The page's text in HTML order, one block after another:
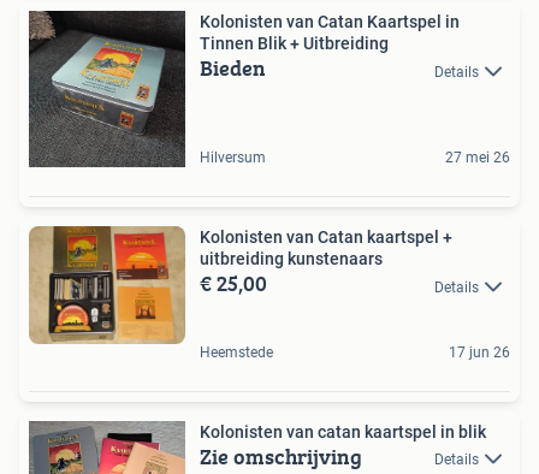
Kolonisten van Catan Kaartspel in
Tinnen Blik + Uitbreiding
Bieden Details
Hilversum 27 mei 26
Kolonisten van Catan kaartspel +
uitbreiding kunstenaars
€ 25,00 Details
Heemstede 17 jun 26
Kolonisten van catan kaartspel in blik
Zie omschrijving Details